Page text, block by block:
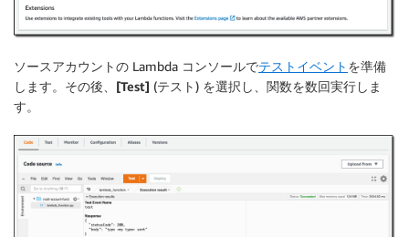
ソースアカウントの Lambda コンソールでテストイベント を準備
します。その後、 [Test] (テスト) を選択し、関数を数回実行しま
す。